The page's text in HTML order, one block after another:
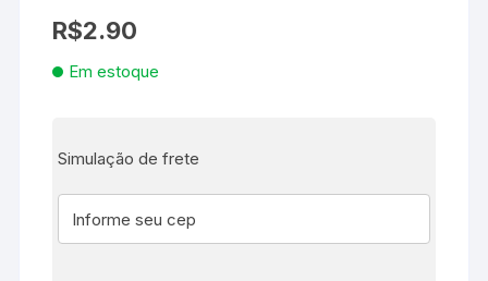
R$2.90
Em estoque
Simulação de frete